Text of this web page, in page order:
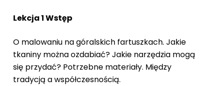
Lekcja 1 Wstęp
O malowaniu na góralskich fartuszkach. Jakie
tkaniny można ozdabiać? Jakie narzędzia mogą
się przydać? Potrzebne materiały. Między
tradycją a współczesnością.